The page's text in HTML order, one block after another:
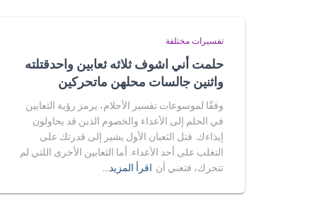
تفسيرات مختلفة
حلمت أني اشوف ثلاثه ثعابين واحدقتلته
واثنين جالسات محلهن ماتحركين
وفقًا لموسوعات تفسير الأحلام، يرمز رؤية الثعابين
في الحلم إلى الأعداء والخصوم الذين قد يحاولون
إيذاءك. قتل الثعبان الأول يشير إلى قدرتك على
التغلب على أحد الأعداء. أما الثعابين الأخرى اللتي لم
تتحرك، فتعني أن اقرأ المزيد…